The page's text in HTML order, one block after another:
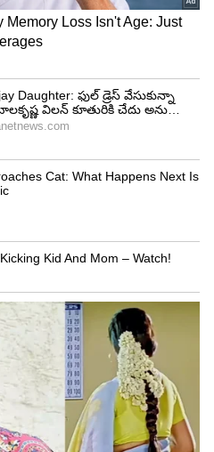
మొదలు పెట్టినా విజయం
కోరిక కూడా నెరవేరుతుంది.